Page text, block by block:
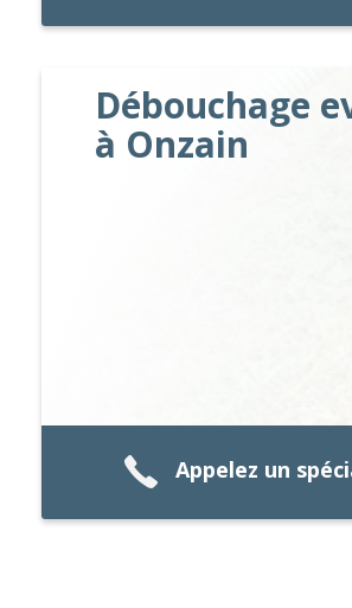
Débouchage
à Onzain
Appelez un